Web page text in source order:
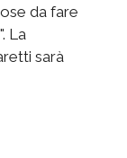
da fare
La
sarà